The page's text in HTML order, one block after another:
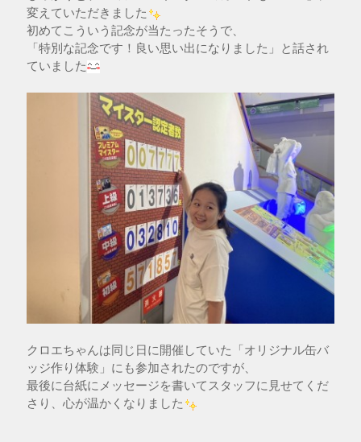
変えていただきました
初めてこういう記念が当たったそうで、
「特別な記念です！良い思い出になりました」と話され
ていました
クロエちゃんは同じ日に開催していた「オリジナル缶バ
ッジ作り体験」にも参加されたのですが、
最後に台紙にメッセージを書いてスタッフに見せてくだ
さり、心が温かくなりました